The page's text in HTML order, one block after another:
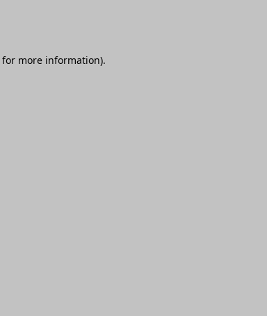
for more information).